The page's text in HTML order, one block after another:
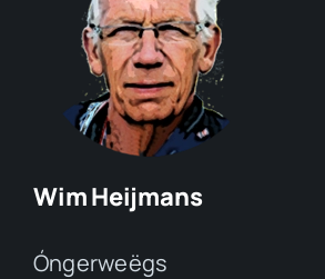
Wim Heijmans
Óngerweëgs